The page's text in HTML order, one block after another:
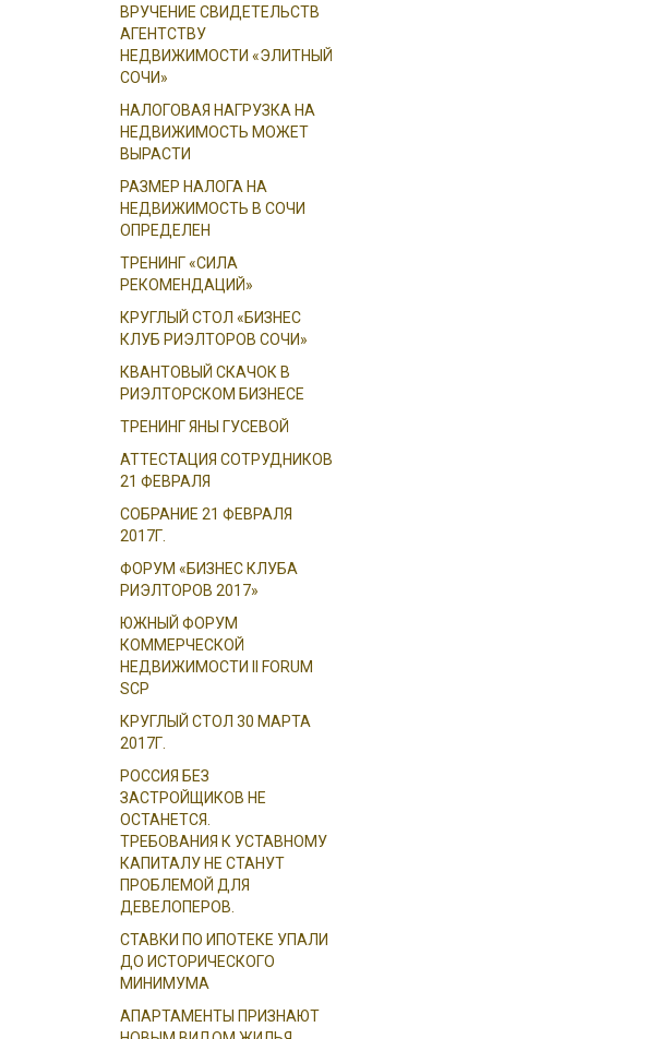
ВРУЧЕНИЕ СВИДЕТЕЛЬСТВ
АГЕНТСТВУ
НЕДВИЖИМОСТИ «ЭЛИТНЫЙ
СОЧИ»
НАЛОГОВАЯ НАГРУЗКА НА
НЕДВИЖИМОСТЬ МОЖЕТ
ВЫРАСТИ
РАЗМЕР НАЛОГА НА
НЕДВИЖИМОСТЬ В СОЧИ
ОПРЕДЕЛЕН
ТРЕНИНГ «СИЛА
РЕКОМЕНДАЦИЙ»
КРУГЛЫЙ СТОЛ «БИЗНЕС
КЛУБ РИЭЛТОРОВ СОЧИ»
КВАНТОВЫЙ СКАЧОК В
РИЭЛТОРСКОМ БИЗНЕСЕ
ТРЕНИНГ ЯНЫ ГУСЕВОЙ
АТТЕСТАЦИЯ СОТРУДНИКОВ
21 ФЕВРАЛЯ
СОБРАНИЕ 21 ФЕВРАЛЯ
2017Г.
ФОРУМ «БИЗНЕС КЛУБА
РИЭЛТОРОВ 2017»
ЮЖНЫЙ ФОРУМ
КОММЕРЧЕСКОЙ
НЕДВИЖИМОСТИ II FORUM
SCP
КРУГЛЫЙ СТОЛ 30 МАРТА
2017Г.
РОССИЯ БЕЗ
ЗАСТРОЙЩИКОВ НЕ
ОСТАНЕТСЯ.
ТРЕБОВАНИЯ К УСТАВНОМУ
КАПИТАЛУ НЕ СТАНУТ
ПРОБЛЕМОЙ ДЛЯ
ДЕВЕЛОПЕРОВ.
СТАВКИ ПО ИПОТЕКЕ УПАЛИ
ДО ИСТОРИЧЕСКОГО
МИНИМУМА
АПАРТАМЕНТЫ ПРИЗНАЮТ